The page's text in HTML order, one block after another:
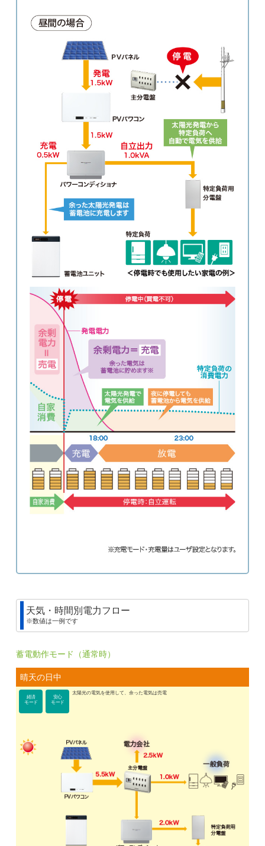
天気・時間別電力フロー
※数値は一例です
蓄電動作モード（通常時）
晴天の日中
経済
モード
安心
モード
太陽光の電気を使用して、余った電気は売電